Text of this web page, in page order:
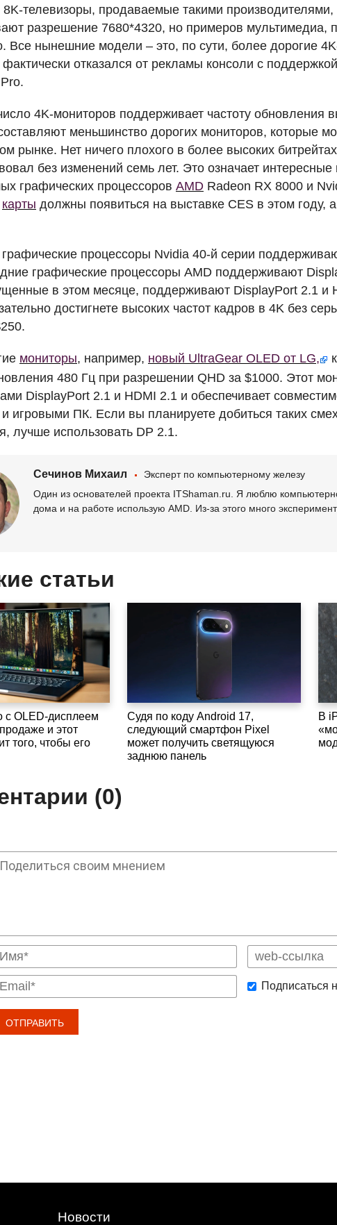
телевизоры, продаваемые такими производителями,
разрешение 7680*4320, но примеров мультимедиа,
Все нынешние модели – это, по сути, более дорогие
отказался от рекламы консоли с
4K-мониторов поддерживает частоту обновления
меньшинство дорогих мониторов, которые
рынке. Нет ничего плохого в более высоких
без изменений семь лет. Это означает
графических процессоров AMD Radeon RX 8000 и
карты должны появиться на выставке CES в этом году,
процессоры Nvidia 40-й серии
графические процессоры AMD поддерживают
в этом месяце, поддерживают DisplayPort 2.1 и
достигнете высоких частот кадров в 4K без
мониторы, например, новый UltraGear OLED от LG,
480 Гц при разрешении QHD за $1000. Этот
DisplayPort 2.1 и HDMI 2.1 и обеспечивает
игровыми ПК. Если вы планируете добиться таких
лучше использовать DP 2.1.
Сечинов Михаил
Эксперт по компьютерному железу
Один из основателей проекта ITShaman.ru. Я люблю
дома и на работе использую AMD. Из-за этого много
статьи
с OLED-дисплеем
и этот
того, чтобы его
Судя по коду Android 17,
следующий смартфон Pixel
может получить светящуюся
заднюю панель
В
(0)
Подписаться
Новости